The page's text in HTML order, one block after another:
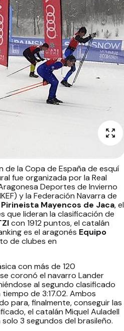
de la Copa de España de esquí
fue organizada por la Real
Deportes de Invierno
y la Federación Navarra de
Mayencos de Jaca, el
que lideran la clasificación de
con 1912 puntos, el catalán
es el aragonés Equipo
de clubes en
con más de 120
coronó el navarro Lander
al segundo clasificado
de 3:17.02. Ambos
para, finalmente, conseguir las
el catalán Miquel Auladell
3 segundos del brasileño.